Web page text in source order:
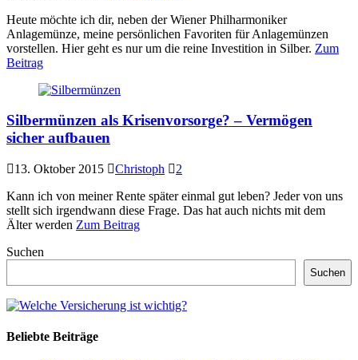
Heute möchte ich dir, neben der Wiener Philharmoniker
Anlagemünze, meine persönlichen Favoriten für Anlagemünzen
vorstellen. Hier geht es nur um die reine Investition in Silber. Zum
Beitrag
Silbermünzen als Krisenvorsorge? – Vermögen
sicher aufbauen
13. Oktober 2015 Christoph
2
Kann ich von meiner Rente später einmal gut leben? Jeder von uns
stellt sich irgendwann diese Frage. Das hat auch nichts mit dem
Älter werden Zum Beitrag
Suchen
Suchen
Beliebte Beiträge